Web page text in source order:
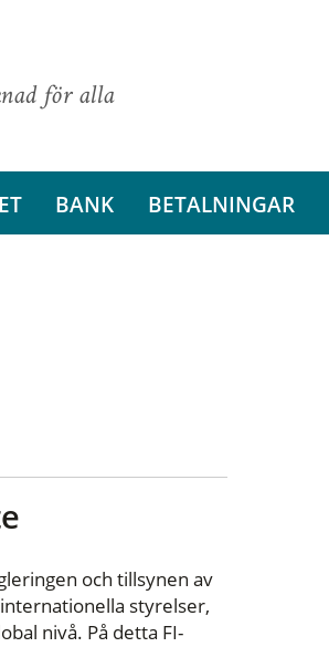
för alla
BANK BETALNINGAR
och tillsynen av
styrelser,
nivå. På detta FI-